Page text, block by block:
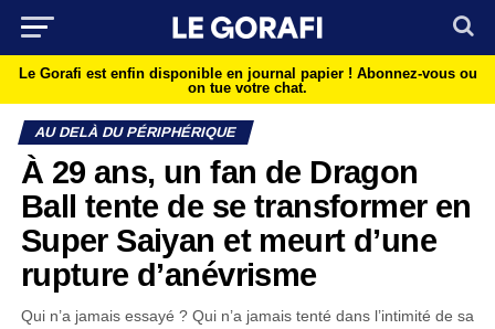
Le Gorafi est enfin disponible en journal papier ! Abonnez-vous ou
on tue votre chat.
AU DELÀ DU PÉRIPHÉRIQUE
À 29 ans, un fan de Dragon
Ball tente de se transformer en
Super Saiyan et meurt d’une
rupture d’anévrisme
Qui n’a jamais essayé ? Qui n’a jamais tenté dans l’intimité de sa